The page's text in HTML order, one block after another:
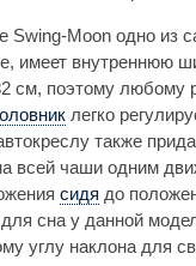
Swing-Moon одно из
имеет внутреннюю
см, поэтому любому
легко
также
всей чаши одним
сидя до
сна у данной
углу наклона для